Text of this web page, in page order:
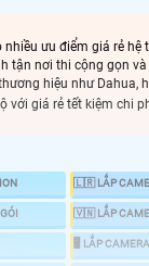
nhiều ưu điểm giá rẻ hệ
tận nơi thi cộng gọn
hiệu như Dahua,
với giá rẻ tết kiệm chi
🇱🇷 LẮP
🇻🇳 LẮP
🖥 LẮP